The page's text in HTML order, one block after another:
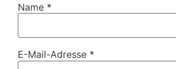
Name *
E-Mail-Adresse *